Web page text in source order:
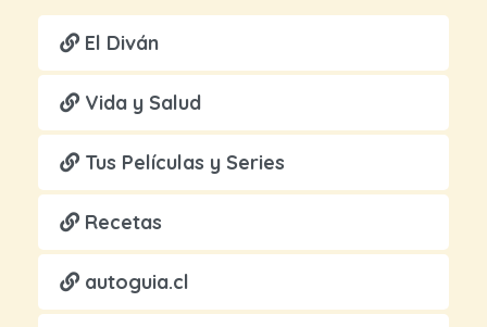
El Diván
Vida y Salud
Tus Películas y Series
Recetas
autoguia.cl